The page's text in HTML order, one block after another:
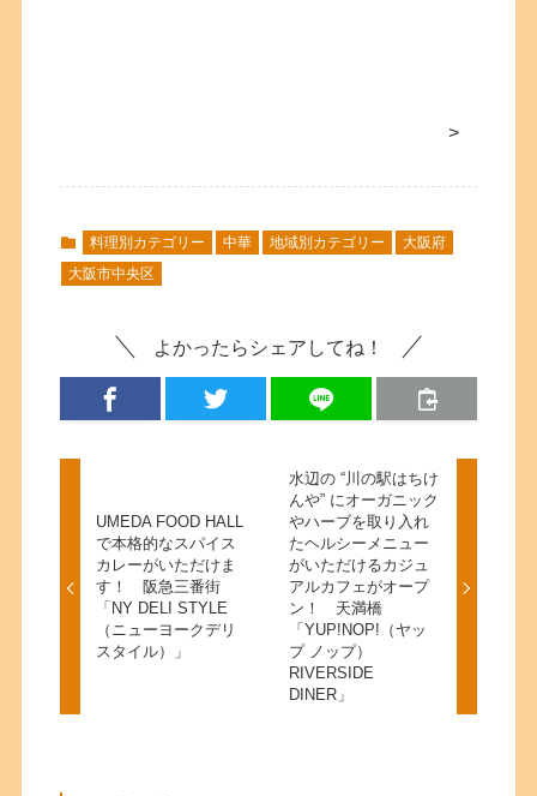
>
料理別カテゴリー 中華 地域別カテゴリー
大阪府
大阪市中央区
よかったらシェアしてね！
UMEDA FOOD HALL
で本格的なスパイス
カレーがいただけま
す！ 阪急三番街
「NY DELI STYLE
（ニューヨークデリ
スタイル）」
水辺の “川の駅はちけ
んや” にオーガニック
やハーブを取り入れ
たヘルシーメニュー
がいただけるカジュ
アルカフェがオープ
ン！ 天満橋
「YUP!NOP!（ヤッ
プ ノップ）
RIVERSIDE
DINER」